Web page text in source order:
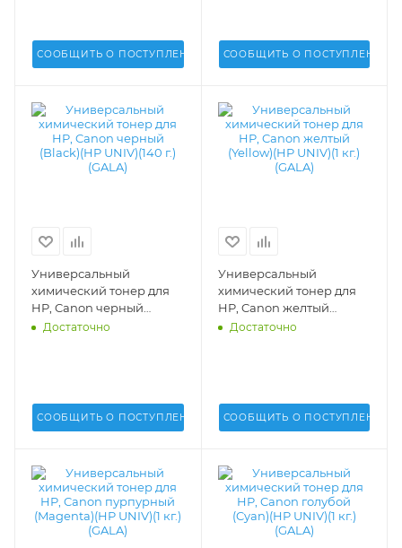
СООБЩИТЬ О ПОСТУПЛЕНИИ СООБЩИТЬ О ПОСТУПЛЕНИИ
Универсальный
химический тонер для
HP, Canon черный
(Black)(HP UNIV)(140 г.)
Достаточно
СООБЩИТЬ О ПОСТУПЛЕНИИ
Универсальный
химический тонер для
HP, Canon желтый
(Yellow)(HP UNIV)(1 кг.)
Достаточно
СООБЩИТЬ О ПОСТУПЛЕНИИ